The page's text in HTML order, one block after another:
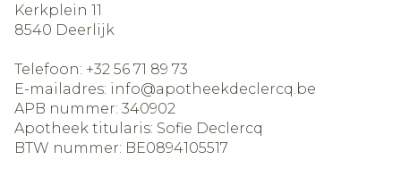
Kerkplein 11
8540 Deerlijk
Telefoon: +32 56 71 89 73
E-mailadres: info@apotheekdeclercq.be
APB nummer: 340902
Apotheek titularis: Sofie Declercq
BTW nummer: BE0894105517